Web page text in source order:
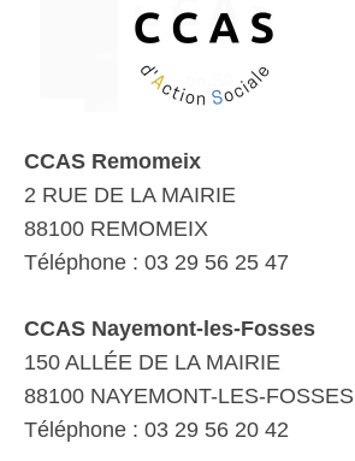
CCAS Remomeix
2 RUE DE LA MAIRIE
88100 REMOMEIX
Téléphone : 03 29 56 25 47
CCAS Nayemont-les-Fosses
150 ALLÉE DE LA MAIRIE
88100 NAYEMONT-LES-FOSSES
Téléphone : 03 29 56 20 42